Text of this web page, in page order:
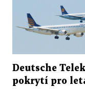
Deutsche
pokrytí pro